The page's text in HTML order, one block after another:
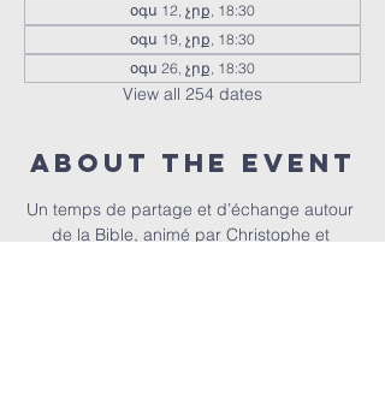
օգս 12, չրք, 18:30
օգս 19, չրք, 18:30
օգս 26, չրք, 18:30
View all 254 dates
About the event
Un temps de partage et d’échange autour
de la Bible, animé par Christophe et